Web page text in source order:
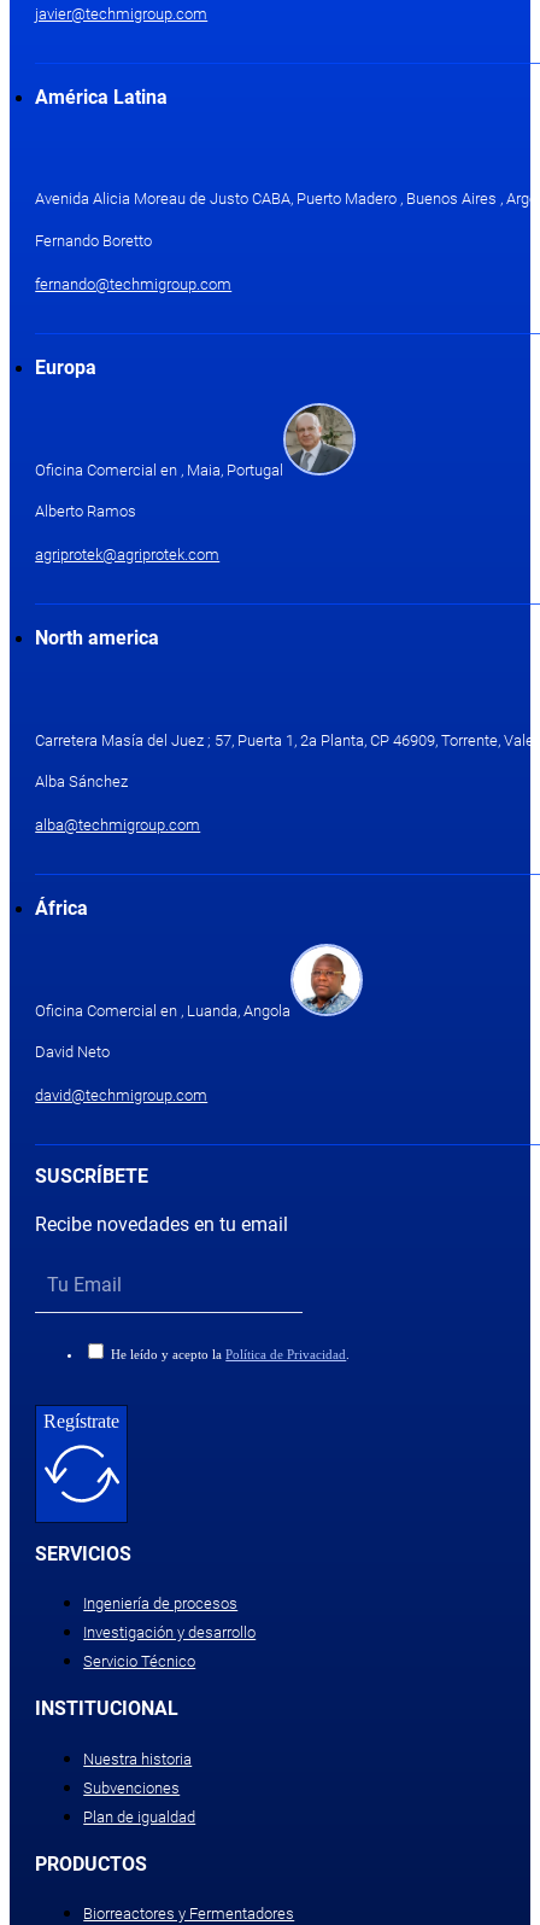
javier@techmigroup.com
América Latina
Avenida Alicia Moreau de Justo CABA, Puerto Madero , Buenos Aires ,
Fernando Boretto
fernando@techmigroup.com
Europa
Oficina Comercial en , Maia, Portugal
Alberto Ramos
agriprotek@agriprotek.com
North america
Carretera Masía del Juez ; 57, Puerta 1, 2a Planta, CP 46909, Torrente,
Alba Sánchez
alba@techmigroup.com
África
Oficina Comercial en , Luanda, Angola
David Neto
david@techmigroup.com
SUSCRÍBETE
Recibe novedades en tu email
He leído y acepto laPolítica de Privacidad
Regístrate
SERVICIOS
Ingeniería de procesos
Investigación y desarrollo
Servicio Técnico
INSTITUCIONAL
Nuestra historia
Subvenciones
Plan de igualdad
PRODUCTOS
Biorreactores y Fermentadores